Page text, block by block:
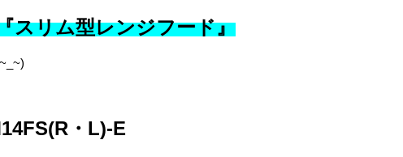
スリム型レンジフード』
・L)-E